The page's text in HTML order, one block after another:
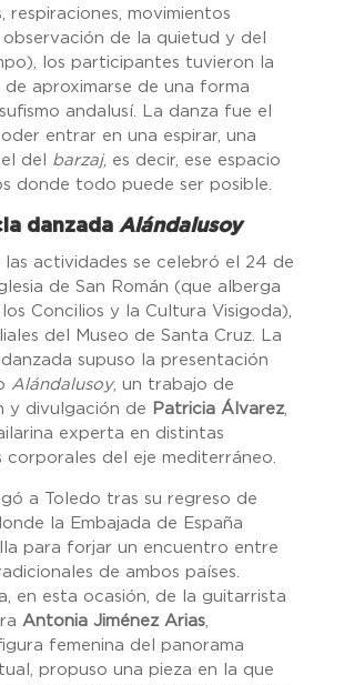
respiraciones, movimientos
observación de la quietud y del
los participantes tuvieron la
aproximarse de una forma
andalusí. La danza fue el
entrar en una espirar, una
del barzaj, es decir, ese espacio
donde todo puede ser posible.
danzada Alándalusoy
las actividades se celebró el 24 de
de San Román (que alberga
Concilios y la Cultura Visigoda),
del Museo de Santa Cruz. La
supuso la presentación
Alándalusoy, un trabajo de
y divulgación de Patricia Álvarez,
experta en distintas
corporales del eje mediterráneo.
a Toledo tras su regreso de
la Embajada de España
para forjar un encuentro entre
de ambos países.
en esta ocasión, de la guitarrista
Antonia Jiménez Arias,
femenina del panorama
propuso una pieza en la que